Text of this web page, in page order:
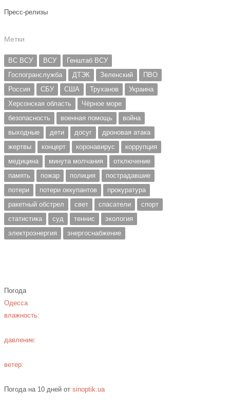
Пресс-релизы
Метки
ВС ВСУ ВСУ
Генштаб ВСУ
Госпогранслужба
ДТЭК Зеленский
ПВО
Россия
СБУ США Труханов
Украина
Херсонская область
Чёрное море
безопасность
военная помощь
война
выходные
дети досуг
дроновая атака
жертвы
концерт коронавирус
коррупция
медицина
минута молчания
отключение
память
пожар полиция
пострадавшие
потери
потери оккупантов
прокуратура
ракетный обстрел
свет спасатели
спорт
статистика
суд теннис
экология
электроэнергия
энергоснабжение
Погода
Одесса
влажность:
давление:
ветер:
Погода на 10 дней отsinoptik.ua